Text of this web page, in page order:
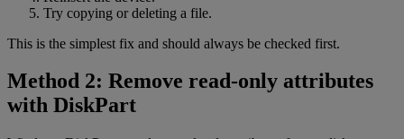
Try copying or deleting a file.
This is the simplest fix and should always be checked first.
Method 2: Remove read-only attributes
with DiskPart